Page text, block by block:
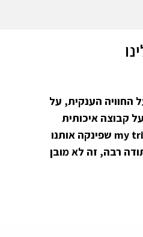
החוויה הענקית, על
קבוצה איכותית
ביותר, ועל החברה my trip שפינקה אותנו
רבה, זה לא מובן